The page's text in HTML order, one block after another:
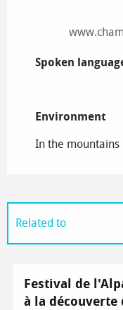
Spoken
Spoken
Environment
Environment
In the mountains
Related to
Festival de
à la découverte